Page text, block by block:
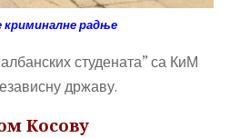
криминалне радње
студената” са КиМ
државу.
Косову